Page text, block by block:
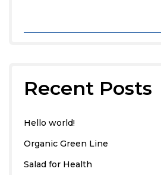
Recent Posts
Hello world!
Organic Green Line
Salad for Health